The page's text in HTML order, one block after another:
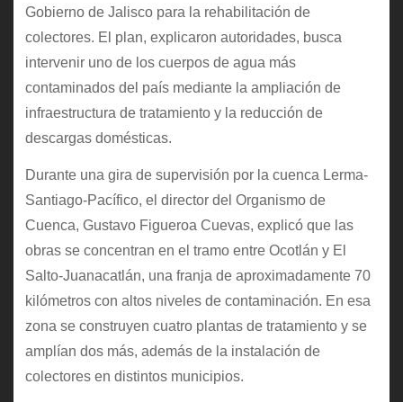
Gobierno de Jalisco para la rehabilitación de
colectores. El plan, explicaron autoridades, busca
intervenir uno de los cuerpos de agua más
contaminados del país mediante la ampliación de
infraestructura de tratamiento y la reducción de
descargas domésticas.
Durante una gira de supervisión por la cuenca Lerma-
Santiago-Pacífico, el director del Organismo de
Cuenca, Gustavo Figueroa Cuevas, explicó que las
obras se concentran en el tramo entre Ocotlán y El
Salto-Juanacatlán, una franja de aproximadamente 70
kilómetros con altos niveles de contaminación. En esa
zona se construyen cuatro plantas de tratamiento y se
amplían dos más, además de la instalación de
colectores en distintos municipios.